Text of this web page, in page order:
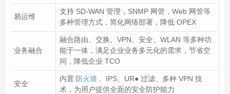
易运维
支持 SD-WAN 管理，SNMP 网管，Web 网管等
多种管理方式，简化网络部署，降低 OPEX
业务融合
融合路由、交换、VPN、安全、WLAN 等多种功
能于一体，满足企业业务多元化的需求，节省空
间，降低企业 TCO
安全
内置 防火墙
、IPS、UR● 过滤、多种 VPN 技
术，为用户提供全面的安全防护能力